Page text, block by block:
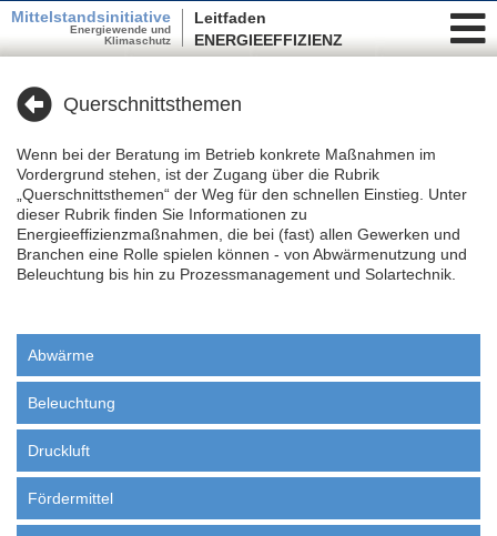
Mittelstandsinitiative
Energiewende und
Klimaschutz
Leitfaden
ENERGIEEFFIZIENZ
Querschnittsthemen
Wenn bei der Beratung im Betrieb konkrete Maßnahmen im
Vordergrund stehen, ist der Zugang über die Rubrik
„Querschnittsthemen“ der Weg für den schnellen Einstieg. Unter
dieser Rubrik finden Sie Informationen zu
Energieeffizienzmaßnahmen, die bei (fast) allen Gewerken und
Branchen eine Rolle spielen können - von Abwärmenutzung und
Beleuchtung bis hin zu Prozessmanagement und Solartechnik.
Abwärme
Beleuchtung
Druckluft
Fördermittel